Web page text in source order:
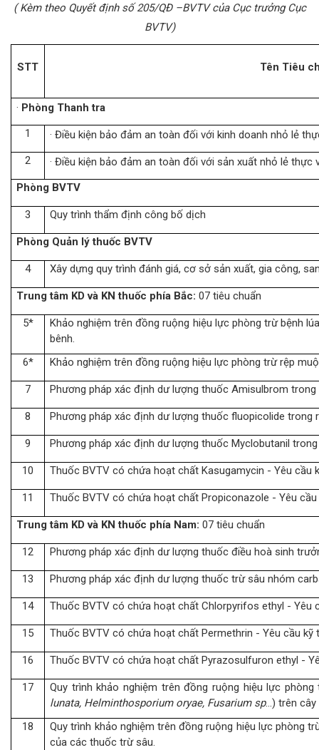
( Kèm theo Quyết định số 205/QĐ –BVTV của Cục trưởng Cục
BVTV)
STT Tên Tiêu
· Phòng Thanh tra
1
· Điều kiện bảo đảm an toàn đối với kinh doanh nhỏ lẻ
2
· Điều kiện bảo đảm an toàn đối với sản xuất nhỏ lẻ
Phòng BVTV
3 Quy trình thẩm định công bố dịch
Phòng Quản lý thuốc BVTV
4 Xây dựng quy trình đánh giá, cơ sở sản xuất, gia công,
Trung tâm KD và KN thuốc phía Bắc:07 tiêu chuẩn
5*
Khảo nghiệm trên đồng ruộng hiệu lực phòng trừ bệnh
bênh.
6*
Khảo nghiệm trên đồng ruộng hiệu lực phòng trừ rệp
7 Phương pháp xác định dư lượng thuốc Amisulbrom trong
8 Phương pháp xác định dư lượng thuốc fluopicolide trong
9 Phương pháp xác định dư lượng thuốc Myclobutanil
10 Thuốc BVTV có chứa hoạt chất Kasugamycin - Yêu cầu
11 Thuốc BVTV có chứa hoạt chất Propiconazole - Yêu
Trung tâm KD và KN thuốc phía Nam:07 tiêu chuẩn
12 Phương pháp xác định dư lượng thuốc điều hoà sinh
13 Phương pháp xác định dư lượng thuốc trừ sâu nhóm
14 Thuốc BVTV có chứa hoạt chất Chlorpyrifos ethyl - Yêu
15 Thuốc BVTV có chứa hoạt chất Permethrin - Yêu cầu kỹ
16 Thuốc BVTV có chứa hoạt chất Pyrazosulfuron ethyl -
17
Quy trình khảo nghiệm trên đồng ruộng hiệu lực
lunata, Helminthosporium oryae, Fusarium sp…) trên
18
Quy trình khảo nghiệm trên đồng ruộng hiệu lực phòng
của các thuốc trừ sâu.